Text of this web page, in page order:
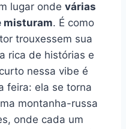
lugar onde várias
misturam. É como
trouxessem sua
rica de histórias e
nessa vibe é
feira: ela se torna
montanha-russa
onde cada um